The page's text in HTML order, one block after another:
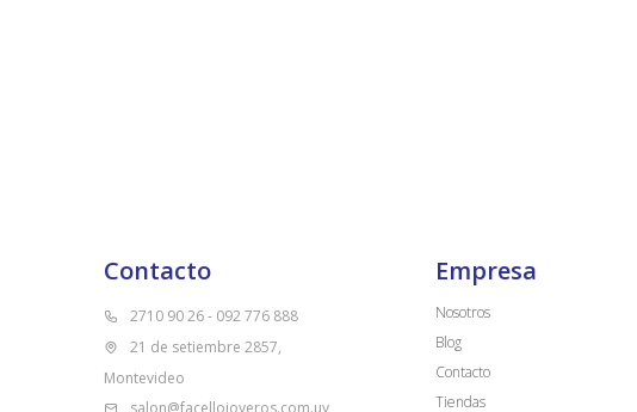
Contacto
2710 90 26 - 092 776 888
21 de setiembre 2857,
Montevideo
salon@facellojoyeros.com.uy
Empresa
Nosotros
Blog
Contacto
Tiendas